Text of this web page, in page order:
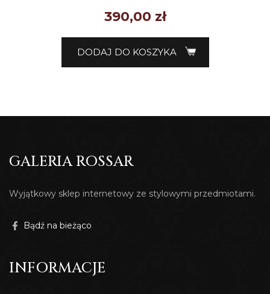
390,00 zł
DODAJ DO KOSZYKA
GALERIA ROSSAR
Wyjątkowy sklep internetowy ze stylowymi przedmiotami.
Bądź na bieżąco
INFORMACJE